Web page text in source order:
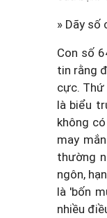
» Dãy số
Con số
tin rằng
cực.
là biểu
không
may
thường
ngôn,
là 'bốn
nhiều